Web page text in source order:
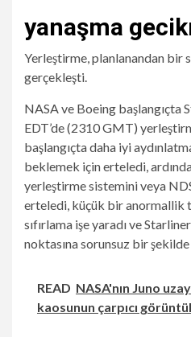
yanaşma
Yerleştirme, planlanandan bir
gerçekleşti.
NASA ve Boeing başlangıçta
EDT’de (2310 GMT)
başlangıçta daha iyi
beklemek için erteledi,
yerleştirme sistemini veya
erteledi, küçük bir anormallik
sıfırlama işe yaradı ve
noktasına sorunsuz bir şekilde
READ NASA'nın Juno
kaosunun çarpıcı